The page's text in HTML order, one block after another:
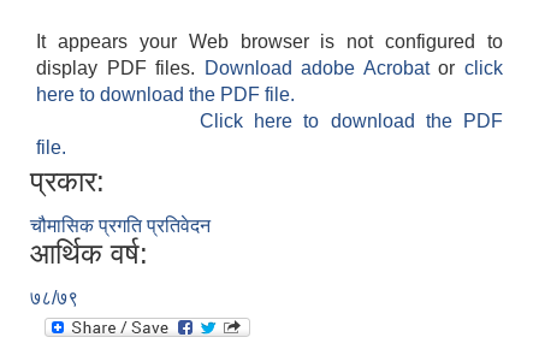
It appears your Web browser is not configured to
display PDF files.
Download adobe Acrobatorclick
here to download the PDF file.
Click here to download the PDF
file.
प्रकार:
चौमासिक प्रगति प्रतिवेदन
आर्थिक वर्ष:
७८/७९